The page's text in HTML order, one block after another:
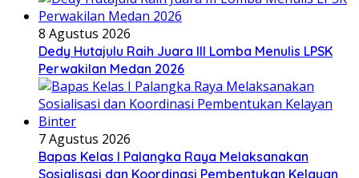
8 Agustus 2026
Dedy Hutajulu Raih Juara III Lomba Menulis LPSK
Perwakilan Medan 2026
7 Agustus 2026
Bapas Kelas I Palangka Raya Melaksanakan
Sosialisasi dan Koordinasi Pembentukan Kelayan